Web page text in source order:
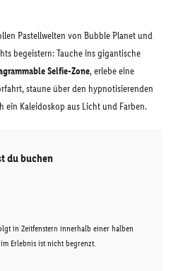
Pastellwelten von Bubble Planet und
begeistern: Tauche ins gigantische
Selfie-Zone, erlebe eine
staune über den hypnotisierenden
ein Kaleidoskop aus Licht und Farben.
du buchen
in Zeitfenstern innerhalb einer halben
Erlebnis ist nicht begrenzt.